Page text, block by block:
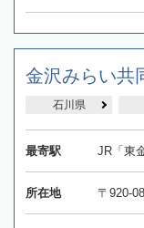
金沢みらい共
石川県
最寄駅 JR「東
所在地 〒920-